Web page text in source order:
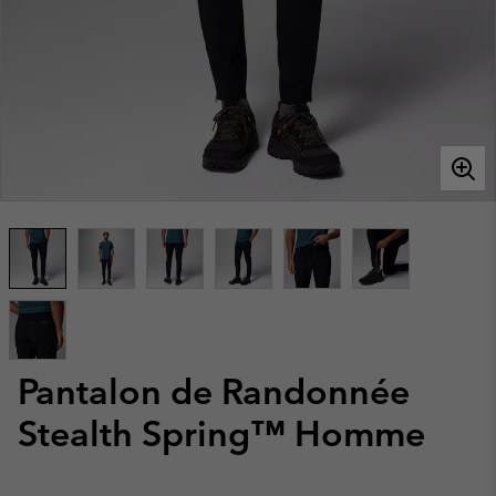
Pantalon de Randonnée
Stealth Spring™ Homme